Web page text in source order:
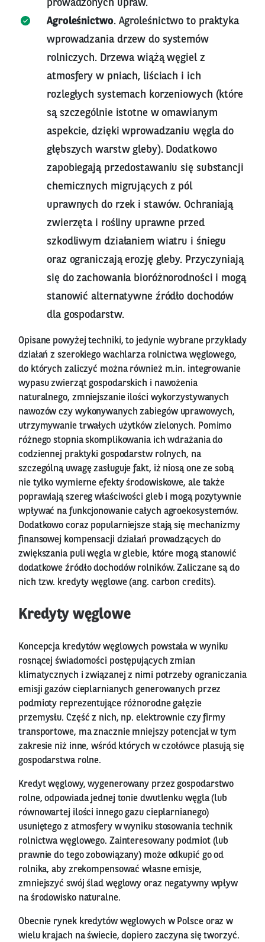
prowadzonych upraw.
Agroleśnictwo. Agroleśnictwo to praktyka
wprowadzania drzew do systemów
rolniczych. Drzewa wiążą węgiel z
atmosfery w pniach, liściach i ich
rozległych systemach korzeniowych (które
są szczególnie istotne w omawianym
aspekcie, dzięki wprowadzaniu węgla do
głębszych warstw gleby). Dodatkowo
zapobiegają przedostawaniu się substancji
chemicznych migrujących z pól
uprawnych do rzek i stawów. Ochraniają
zwierzęta i rośliny uprawne przed
szkodliwym działaniem wiatru i śniegu
oraz ograniczają erozję gleby. Przyczyniają
się do zachowania bioróżnorodności i mogą
stanowić alternatywne źródło dochodów
dla gospodarstw.
Opisane powyżej techniki, to jedynie wybrane przykłady
działań z szerokiego wachlarza rolnictwa węglowego,
do których zaliczyć można również m.in. integrowanie
wypasu zwierząt gospodarskich i nawożenia
naturalnego, zmniejszanie ilości wykorzystywanych
nawozów czy wykonywanych zabiegów uprawowych,
utrzymywanie trwałych użytków zielonych. Pomimo
różnego stopnia skomplikowania ich wdrażania do
codziennej praktyki gospodarstw rolnych, na
szczególną uwagę zasługuje fakt, iż niosą one ze sobą
nie tylko wymierne efekty środowiskowe, ale także
poprawiają szereg właściwości gleb i mogą pozytywnie
wpływać na funkcjonowanie całych agroekosystemów.
Dodatkowo coraz popularniejsze stają się mechanizmy
finansowej kompensacji działań prowadzących do
zwiększania puli węgla w glebie, które mogą stanowić
dodatkowe źródło dochodów rolników. Zaliczane są do
nich tzw. kredyty węglowe (ang. carbon credits).
Kredyty węglowe
Koncepcja kredytów węglowych powstała w wyniku
rosnącej świadomości postępujących zmian
klimatycznych i związanej z nimi potrzeby ograniczania
emisji gazów cieplarnianych generowanych przez
podmioty reprezentujące różnorodne gałęzie
przemysłu. Część z nich, np. elektrownie czy firmy
transportowe, ma znacznie mniejszy potencjał w tym
zakresie niż inne, wśród których w czołówce plasują się
gospodarstwa rolne.
Kredyt węglowy, wygenerowany przez gospodarstwo
rolne, odpowiada jednej tonie dwutlenku węgla (lub
równowartej ilości innego gazu cieplarnianego)
usuniętego z atmosfery w wyniku stosowania technik
rolnictwa węglowego. Zainteresowany podmiot (lub
prawnie do tego zobowiązany) może odkupić go od
rolnika, aby zrekompensować własne emisje,
zmniejszyć swój ślad węglowy oraz negatywny wpływ
na środowisko naturalne.
Obecnie rynek kredytów węglowych w Polsce oraz w
wielu krajach na świecie, dopiero zaczyna się tworzyć.